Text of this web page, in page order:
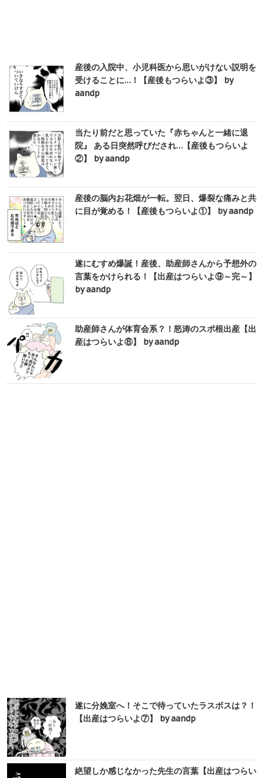
産後の入院中、小児科医から思いがけない説明を
受けることに…！【産後もつらいよ③】 by
aandp
当たり前だと思っていた『赤ちゃんと一緒に退
院』 ある日突然呼びだされ…【産後もつらいよ
②】 by aandp
産後の脳内お花畑が一転。翌日、爆裂な痛みと共
に目が覚める！【産後もつらいよ①】 by aandp
遂にむすめ爆誕！産後、助産師さんから予想外の
言葉をかけられる！【出産はつらいよ⑨～完～】
by aandp
助産師さんが体育会系？！怒涛のスポ根出産【出
産はつらいよ⑧】 by aandp
遂に分娩室へ！そこで待っていたラスボスは？！
【出産はつらいよ⑦】 by aandp
絶望しか感じなかった先生の言葉【出産はつらい